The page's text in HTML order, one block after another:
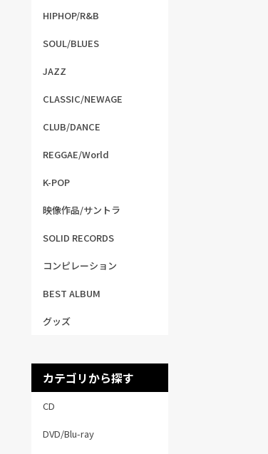
HIPHOP/R&B
SOUL/BLUES
JAZZ
CLASSIC/NEWAGE
CLUB/DANCE
REGGAE/World
K-POP
映像作品/サントラ
SOLID RECORDS
コンピレーション
BEST ALBUM
グッズ
カテゴリから探す
CD
DVD/Blu-ray